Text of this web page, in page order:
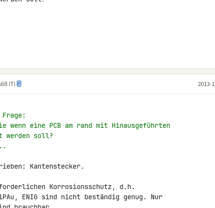
IT) 2013-
wenn eine PCB am rand mit Hinausgeführten
werden soll?
Kantenstecker.
Korrosionsschutz, d.h.
ENIG sind nicht beständig genug. Nur